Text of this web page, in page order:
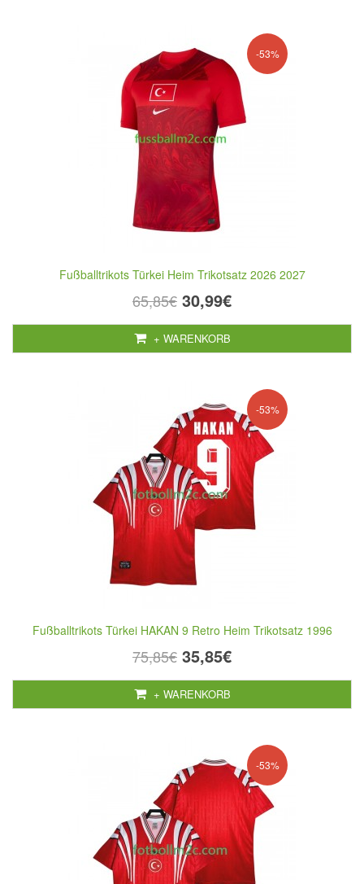
-53%
Fußballtrikots Türkei Heim Trikotsatz 2026 2027
65,85€ 30,99€
+ WARENKORB
-53%
Fußballtrikots Türkei HAKAN 9 Retro Heim Trikotsatz 1996
75,85€ 35,85€
+ WARENKORB
-53%